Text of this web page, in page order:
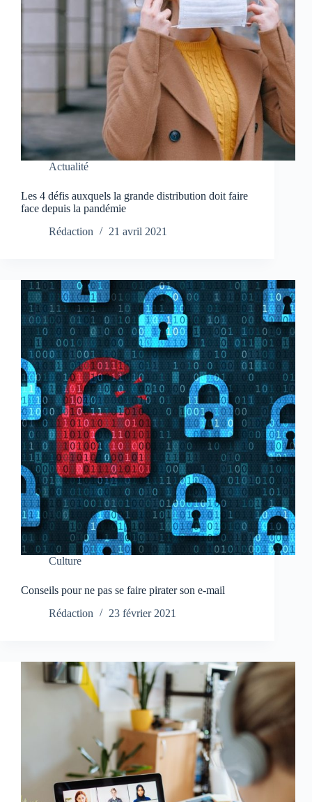
Actualité
Les 4 défis auxquels la grande distribution doit faire
face depuis la pandémie
Rédaction
21 avril 2021
Culture
Conseils pour ne pas se faire pirater son e-mail
Rédaction
23 février 2021